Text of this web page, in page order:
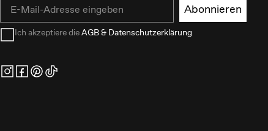
Abonnieren
Ich akzeptiere dieAGB & Datenschutzerklärung